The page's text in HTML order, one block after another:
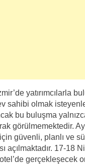
yatırımcılarla
sahibi olmak
bu buluşma
görülmemektedir.
için güvenli, planlı ve
açılmaktadır. 17-18
gerçekleşecek